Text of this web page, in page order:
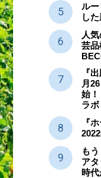
ル
し
人
芸
『
月
始
ラ
『
も
ア
時